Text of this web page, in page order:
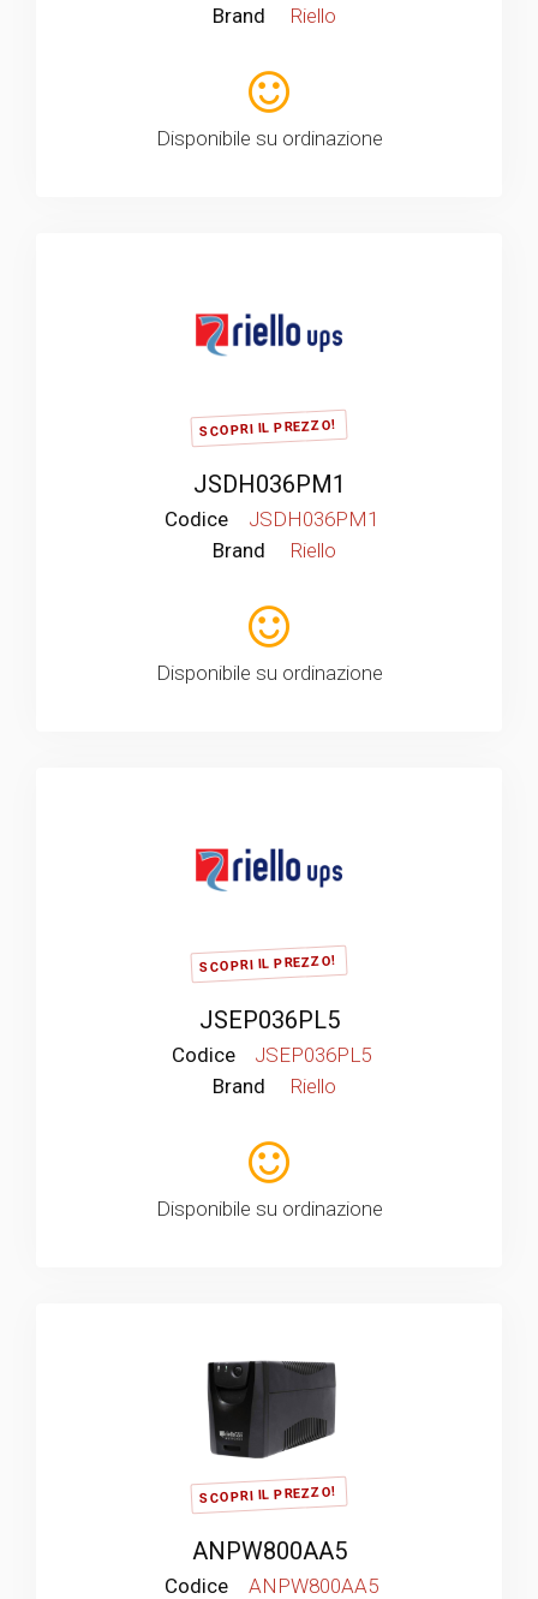
Brand
Riello
Disponibile su ordinazione
SCOPRI IL PREZZO!
JSDH036PM1
Codice
JSDH036PM1
Brand
Riello
Disponibile su ordinazione
SCOPRI IL PREZZO!
JSEP036PL5
Codice
JSEP036PL5
Brand
Riello
Disponibile su ordinazione
SCOPRI IL PREZZO!
ANPW800AA5
Codice ANPW800AA5